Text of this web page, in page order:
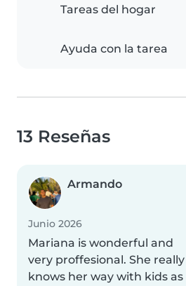
Tareas del hogar
Ayuda con la tarea
13 Reseñas
Armando
Junio 2026
Mariana is wonderful and
very proffesional. She really
knows her way with kids as